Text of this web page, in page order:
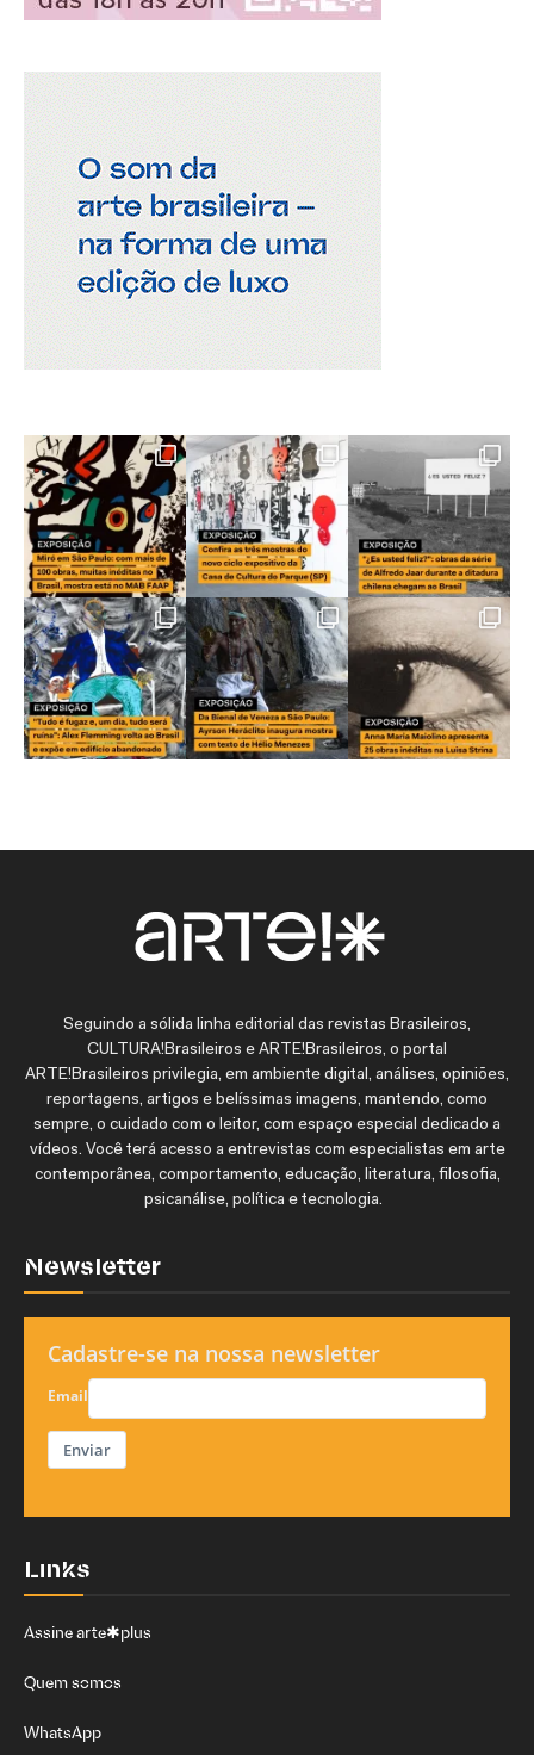
Seguindo a sólida linha editorial das revistas Brasileiros,
CULTURA!Brasileiros e ARTE!Brasileiros, o portal
ARTE!Brasileiros privilegia, em ambiente digital, análises, opiniões,
reportagens, artigos e belíssimas imagens, mantendo, como
sempre, o cuidado com o leitor, com espaço especial dedicado a
vídeos. Você terá acesso a entrevistas com especialistas em arte
contemporânea, comportamento, educação, literatura, filosofia,
psicanálise, política e tecnologia.
Newsletter
Cadastre-se na nossa newsletter
Email
Enviar
Links
Assine arte✱plus
Quem somos
WhatsApp